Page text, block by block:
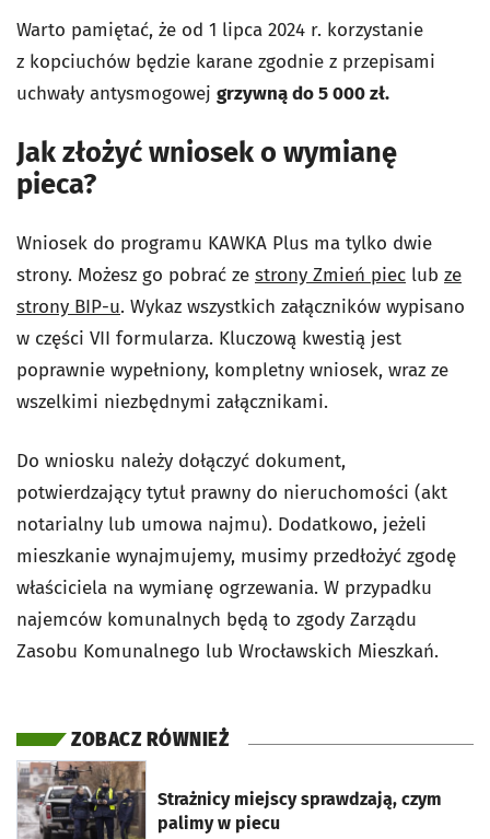
Warto pamiętać, że od 1 lipca 2024 r. korzystanie
z kopciuchów będzie karane zgodnie z przepisami
uchwały antysmogowej grzywną do 5 000 zł.
Jak złożyć wniosek o wymianę
pieca?
Wniosek do programu KAWKA Plus ma tylko dwie
strony. Możesz go pobrać ze strony Zmień piec lub ze
strony BIP-u. Wykaz wszystkich załączników wypisano
w części VII formularza. Kluczową kwestią jest
poprawnie wypełniony, kompletny wniosek, wraz ze
wszelkimi niezbędnymi załącznikami.
Do wniosku należy dołączyć dokument,
potwierdzający tytuł prawny do nieruchomości (akt
notarialny lub umowa najmu). Dodatkowo, jeżeli
mieszkanie wynajmujemy, musimy przedłożyć zgodę
właściciela na wymianę ogrzewania. W przypadku
najemców komunalnych będą to zgody Zarządu
Zasobu Komunalnego lub Wrocławskich Mieszkań.
ZOBACZ RÓWNIEŻ
Strażnicy miejscy sprawdzają, czym
palimy w piecu
otworzy się w nowej karcie